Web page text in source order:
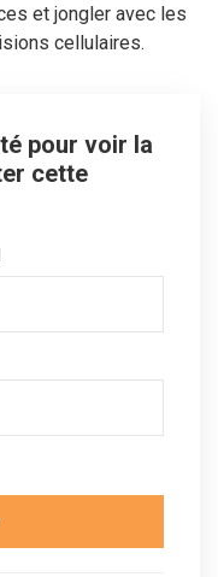
et jongler avec les
cellulaires.
pour voir la
cette